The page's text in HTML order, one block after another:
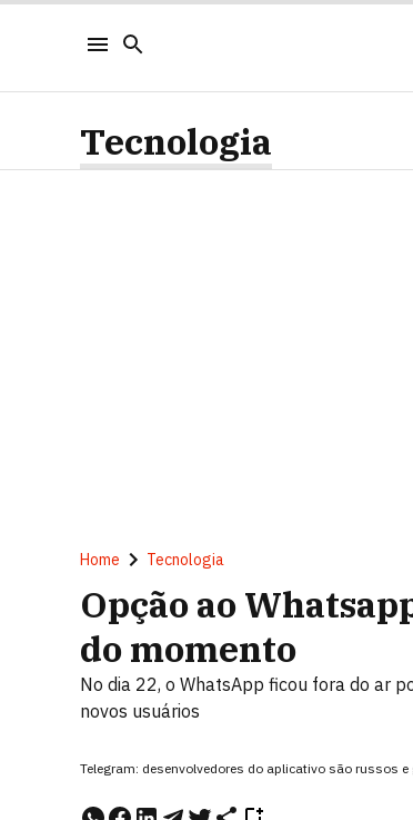
Tecnologia
Home Tecnologia
Opção ao
do momento
No dia 22, o WhatsApp ficou fora do ar
novos usuários
Telegram: desenvolvedores do aplicativo são russos